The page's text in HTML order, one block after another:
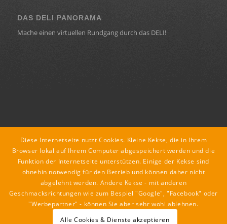
DAS DELI PANORAMA
Mache einen virtuellen Rundgang durch das DELI!
deli ::: lounge : café : restaurant
Dorfstraße 18
8435 Leitring
tel +43 3452 89079
mail office@deli.co.at
Diese Internetseite nutzt Cookies. Kleine Kekse, die in Ihrem
Browser lokal auf Ihrem Computer abgespeichert werden und die
Funktion der Internetseite unterstützen. Einige der Kekse sind
ohnehin notwendig für den Betrieb und können daher nicht
abgelehnt werden. Andere Kekse - mit anderen
Geschmacksrichtungen wie zum Bespiel "Google", "Facebook" oder
"Werbepartner" - können Sie aber sehr wohl ablehnen.
Alle Cookies & Dienste akzeptieren